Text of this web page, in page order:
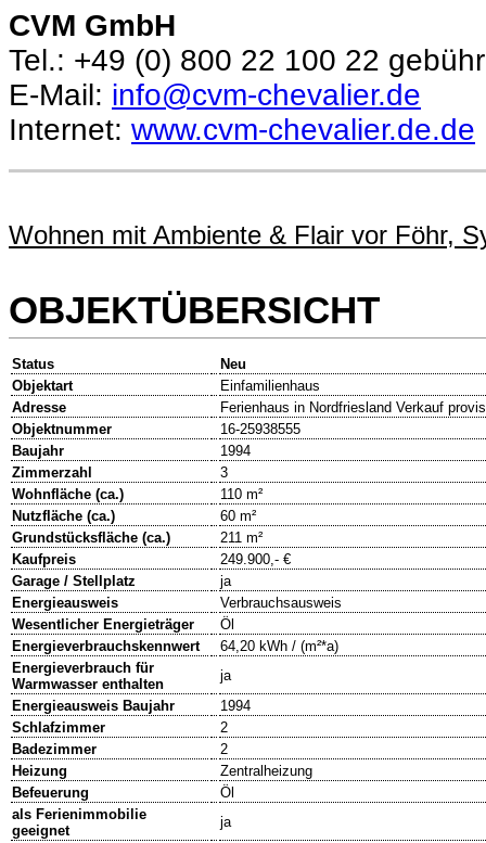
CVM GmbH
Tel.: +49 (0) 800 22 100 22
E-Mail: info@cvm-chevalier.de
Internet: www.cvm-chevalier.de.de
Wohnen mit Ambiente & Flair vor Föhr,
OBJEKTÜBERSICHT
Status
Neu
Objektart
Einfamilienhaus
Adresse
Ferienhaus in Nordfriesland Verkauf
Objektnummer
16-25938555
Baujahr
1994
Zimmerzahl
3
Wohnfläche (ca.)
110 m²
Nutzfläche (ca.)
60 m²
Grundstücksfläche (ca.)
211 m²
Kaufpreis
249.900,- €
Garage / Stellplatz
ja
Energieausweis
Verbrauchsausweis
Wesentlicher Energieträger
Öl
Energieverbrauchskennwert
64,20 kWh / (m²*a)
Energieverbrauch für
Warmwasser enthalten
ja
Energieausweis Baujahr
1994
Schlafzimmer
2
Badezimmer
2
Heizung
Zentralheizung
Befeuerung
Öl
als Ferienimmobilie
geeignet
ja